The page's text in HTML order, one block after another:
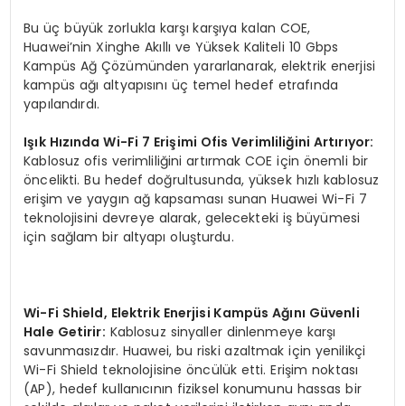
Bu üç büyük zorlukla karşı karşıya kalan COE,
Huawei’nin Xinghe Akıllı ve Yüksek Kaliteli 10 Gbps
Kampüs Ağ Çözümünden yararlanarak, elektrik enerjisi
kampüs ağı altyapısını üç temel hedef etrafında
yapılandırdı.
Işık Hızında Wi-Fi 7 Erişimi Ofis Verimliliğini Artırıyor:
Kablosuz ofis verimliliğini artırmak COE için önemli bir
öncelikti. Bu hedef doğrultusunda, yüksek hızlı kablosuz
erişim ve yaygın ağ kapsaması sunan Huawei Wi-Fi 7
teknolojisini devreye alarak, gelecekteki iş büyümesi
için sağlam bir altyapı oluşturdu.
Wi-Fi Shield, Elektrik Enerjisi Kampüs Ağını Güvenli
Hale Getirir: Kablosuz sinyaller dinlenmeye karşı
savunmasızdır. Huawei, bu riski azaltmak için yenilikçi
Wi-Fi Shield teknolojisine öncülük etti. Erişim noktası
(AP), hedef kullanıcının fiziksel konumunu hassas bir